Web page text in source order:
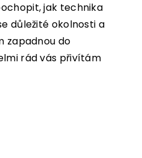
jak technika
důležité okolnosti a
zapadnou do
rád vás přivítám